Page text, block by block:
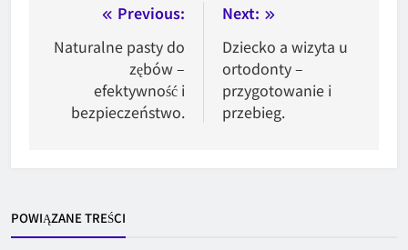
Nawigacja
wpisu
Previous:
Naturalne pasty do
zębów –
efektywność i
bezpieczeństwo.
Next:
Dziecko a wizyta u
ortodonty –
przygotowanie i
przebieg.
POWIĄZANE TREŚCI